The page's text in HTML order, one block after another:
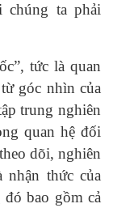
ta phải
tức là quan
góc nhìn của
trung nghiên
quan hệ đối
dõi, nghiên
nhận thức của
bao gồm cả